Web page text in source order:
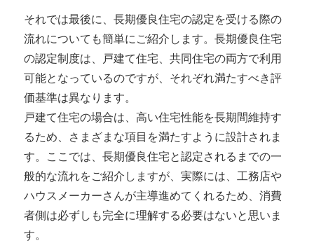
それでは最後に、長期優良住宅の認定を受ける際の
流れについても簡単にご紹介します。長期優良住宅
の認定制度は、戸建て住宅、共同住宅の両方で利用
可能となっているのですが、それぞれ満たすべき評
価基準は異なります。
戸建て住宅の場合は、高い住宅性能を長期間維持す
るため、さまざまな項目を満たすように設計されま
す。ここでは、長期優良住宅と認定されるまでの一
般的な流れをご紹介しますが、実際には、工務店や
ハウスメーカーさんが主導進めてくれるため、消費
者側は必ずしも完全に理解する必要はないと思いま
す。